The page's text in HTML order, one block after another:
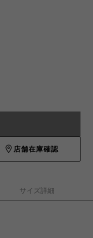
店舗在庫確認
サイズ詳細